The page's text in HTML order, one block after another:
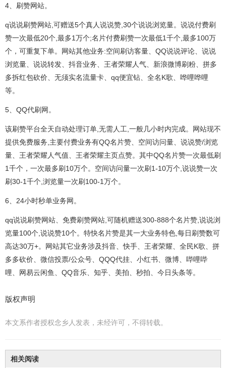
4、刷赞网站。
q说说刷赞网站,可赠送5个真人说说赞,30个说说浏览量。说说付费刷
赞一次最低20个,最多1万个;名片付费刷赞一次最低1千个,最多100万
个，可重复下单。网站其他业务:空间刷访客量、QQ说说评论、说说
浏览量、说说转发、抖音业务、王者荣耀人气、新浪微博刷粉、拼多
多拆红包砍价、无须实名流量卡、qq便宜钻、全名K歌、哗哩哗哩
等。
5、QQ代刷网。
该刷赞平台全天自动处理订单,无需人工,一般几小时内完成。网站现不
提供免费服务,主要付费业务有QQ名片赞、空间访问量、说说赞/浏览
量、王者荣耀人气值、王者荣耀主页点赞。其中QQ名片赞一次最低刷
1千个，一次最多刷10万个。空间访问量一次刷1-10万个,说说赞一次
刷30-1千个,浏览量一次刷100-1万个。
6、24小时秒单业务网。
qq说说刷赞网站、免费刷赞网站,可随机赠送300-888个名片赞,说说浏
览量100个,说说赞10个。特快名片赞是其一大业务特色,每日刷赞数可
高达30万+。网站其它业务涉及抖音、快手、王者荣耀、全民K歌、拼
多多砍价、微信投票/公众号、QQQ代挂、小红书、微博、哔哩哔
哩、网易云闲鱼、QQ音乐、知乎、美拍、秒拍、今日头条等。
版权声明
本文系作者授权念乡人发表，未经许可，不得转载。
相关阅读